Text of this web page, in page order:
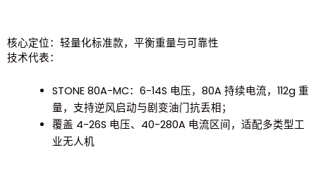
核心定位：轻量化标准款，平衡重量与可靠性
技术代表：
STONE 80A-MC：6-14S 电压，80A 持续电流，112g 重
量，支持逆风启动与剧变油门抗丢相；​
覆盖 4-26S 电压、40-280A 电流区间，适配多类型工
业无人机